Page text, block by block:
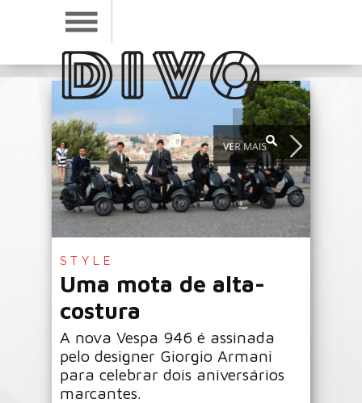
STYLE
Uma mota de alta-
costura
A nova Vespa 946 é assinada
pelo designer Giorgio Armani
para celebrar dois aniversários
marcantes.